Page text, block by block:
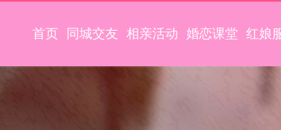
首页 同城交友 相亲活动 婚恋课堂 红娘